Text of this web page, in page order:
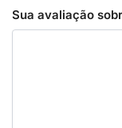
Sua avaliação